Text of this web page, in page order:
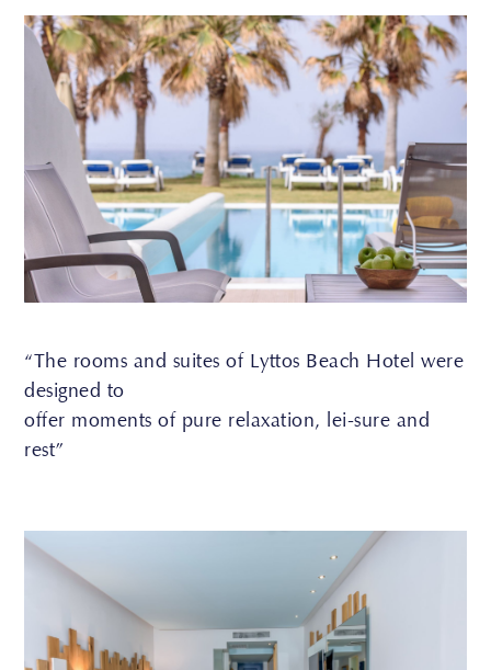
“The rooms and suites of Lyttos Beach Hotel were
designed to
offer moments of pure relaxation, lei-sure and
rest”